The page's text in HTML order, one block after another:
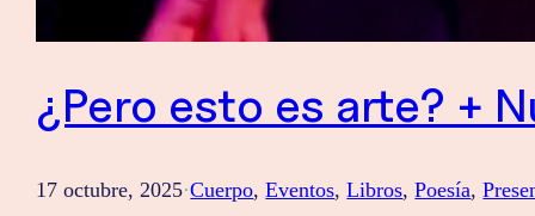
¿Pero esto es arte? +
17 octubre, 2025·Cuerpo, Eventos, Libros, Poesía,